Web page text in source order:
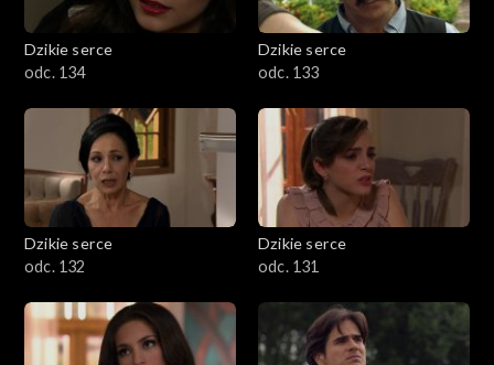
Dzikie serce
odc. 134
Dzikie serce
odc. 133
Dzikie serce
odc. 132
Dzikie serce
odc. 131